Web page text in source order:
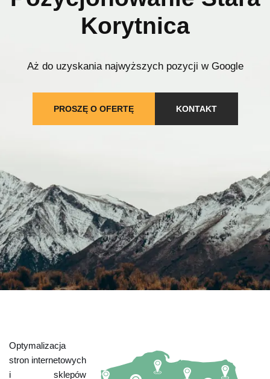
Korytnica
Aż do uzyskania najwyższych pozycji w Google
PROSZĘ O OFERTĘ KONTAKT
Optymalizacja
stron internetowych
i sklepów